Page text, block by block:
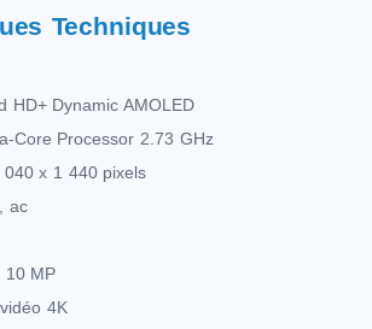
Techniques
HD+ Dynamic AMOLED
Core Processor 2.73 GHz
x 1 440 pixels
ac
10 MP
4K